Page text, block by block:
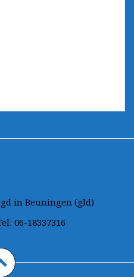
in Beuningen (gld)
06-18337316